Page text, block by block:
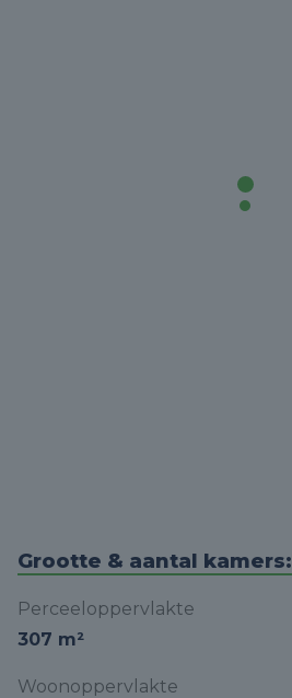
Grootte & aantal kamers:
Perceeloppervlakte
307 m²
Woonoppervlakte